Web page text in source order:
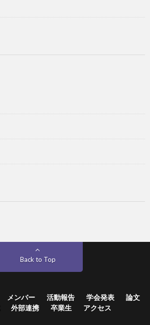
Back to Top
メンバー 活動報告 学会発表
論文
外部連携 卒業生 アクセス